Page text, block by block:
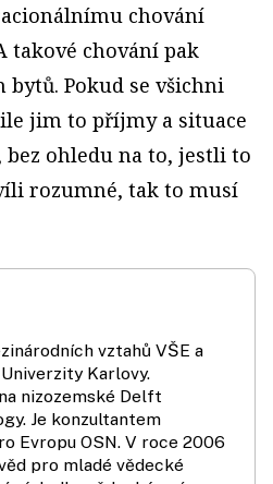
chování
takové chování pak
Pokud se všichni
jim to příjmy a situace
ohledu na to, jestli to
rozumné, tak to musí
vztahů VŠE a
Karlovy.
nizozemské Delft
Je konzultantem
Evropu OSN. V roce 2006
pro mladé vědecké